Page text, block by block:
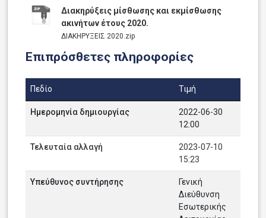
Διακηρύξεις μίσθωσης και εκμίσθωσης
ακινήτων έτους 2020.
ΔΙΑΚΗΡΥΞΕΙΣ 2020.zip
Επιπρόσθετες πληροφορίες
Πεδίο Τιμή
Ημερομηνία δημιουργίας
2022-06-30
12:00
Τελευταία αλλαγή
2023-07-10
15:23
Υπεύθυνος συντήρησης
Γενική
Διεύθυνση
Εσωτερικής